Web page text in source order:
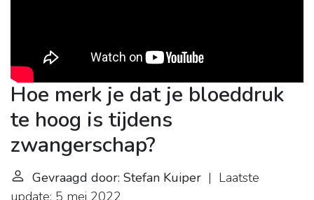
Hoe merk je dat je bloeddruk
te hoog is tijdens
zwangerschap?
Gevraagd door: Stefan Kuiper | Laatste
update: 5 mei 2022